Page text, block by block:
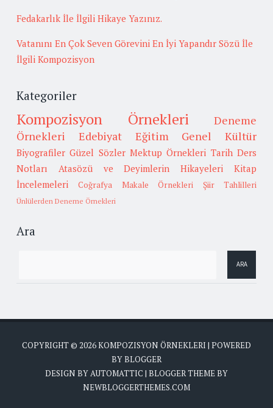
Fedakarlık İle İlgili Hikaye Yazınız.
Vatanını En Çok Seven Görevini En İyi Yapandır Sözü İle
İlgili Kompozisyon
Kategoriler
Kompozisyon Örnekleri
Deneme
Örnekleri
Edebiyat Eğitim Genel Kültür
Biyografiler Güzel Sözler Mektup Örnekleri Tarih Ders
Notları
Atasözü ve Deyimlerin Hikayeleri
Kitap
İncelemeleri
Coğrafya Makale Örnekleri Şiir Tahlilleri
Ünlülerden Deneme Örnekleri
Ara
COPYRIGHT © 2026KOMPOZISYON ÖRNEKLERI | POWERED
BYBLOGGER
DESIGN BYAUTOMATTIC | BLOGGER THEME BY
NEWBLOGGERTHEMES.COM